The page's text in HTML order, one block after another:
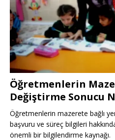
Öğretmenlerin
Değiştirme Sonucu
Öğretmenlerin mazerete bağlı
başvuru ve süreç bilgileri
önemli bir bilgilendirme kaynağı.